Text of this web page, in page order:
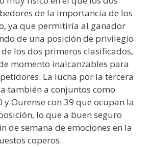
de la importancia de los
ya que permitiría al ganador
de una posición de privilegio
los dos primeros clasificados,
momento inalcanzables para
La lucha por la tercera
también a conjuntos como
y Ourense con 39 que ocupan la
lo que a buen seguro
de semana de emociones en la
coperos.